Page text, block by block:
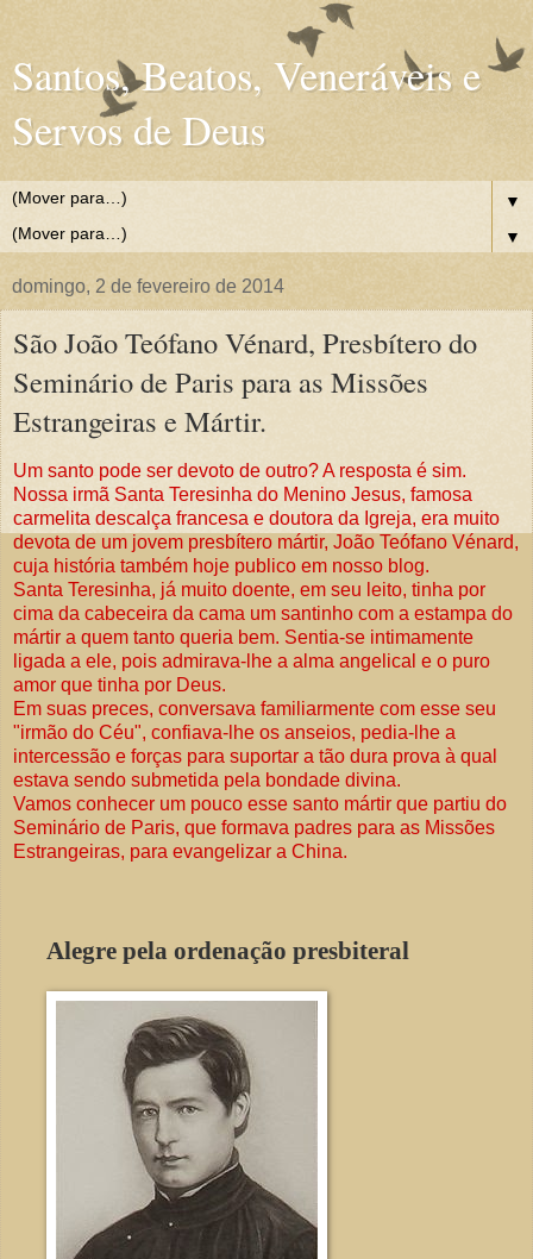
Santos, Beatos, Veneráveis e
Servos de Deus
▼
▼
domingo, 2 de fevereiro de 2014
São João Teófano Vénard, Presbítero do
Seminário de Paris para as Missões
Estrangeiras e Mártir.
Um santo pode ser devoto de outro? A resposta é sim.
Nossa irmã Santa Teresinha do Menino Jesus, famosa
carmelita descalça francesa e doutora da Igreja, era muito
devota de um jovem presbítero mártir, João Teófano Vénard,
cuja história também hoje publico em nosso blog.
Santa Teresinha, já muito doente, em seu leito, tinha por
cima da cabeceira da cama um santinho com a estampa do
mártir a quem tanto queria bem. Sentia-se intimamente
ligada a ele, pois admirava-lhe a alma angelical e o puro
amor que tinha por Deus.
Em suas preces, conversava familiarmente com esse seu
"irmão do Céu", confiava-lhe os anseios, pedia-lhe a
intercessão e forças para suportar a tão dura prova à qual
estava sendo submetida pela bondade divina.
Vamos conhecer um pouco esse santo mártir que partiu do
Seminário de Paris, que formava padres para as Missões
Estrangeiras, para evangelizar a China.
Alegre pela ordenação presbiteral